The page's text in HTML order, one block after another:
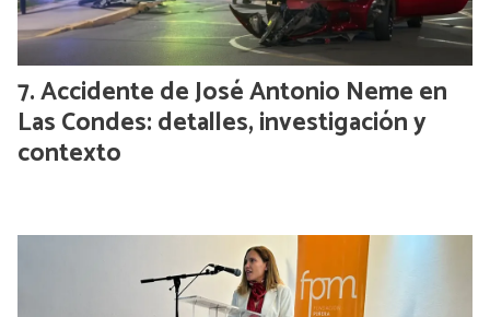
Accidente de José Antonio Neme en
Las Condes: detalles, investigación y
contexto